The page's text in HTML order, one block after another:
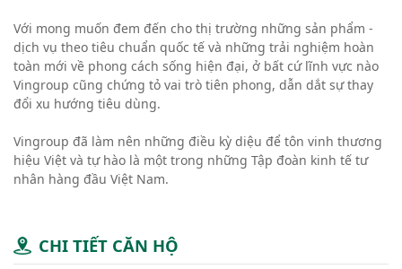
Với mong muốn đem đến cho thị trường những sản phẩm -
dịch vụ theo tiêu chuẩn quốc tế và những trải nghiệm hoàn
toàn mới về phong cách sống hiện đại, ở bất cứ lĩnh vực nào
Vingroup cũng chứng tỏ vai trò tiên phong, dẫn dắt sự thay
đổi xu hướng tiêu dùng.
Vingroup đã làm nên những điều kỳ diệu để tôn vinh thương
hiệu Việt và tự hào là một trong những Tập đoàn kinh tế tư
nhân hàng đầu Việt Nam.
CHI TIẾT CĂN HỘ